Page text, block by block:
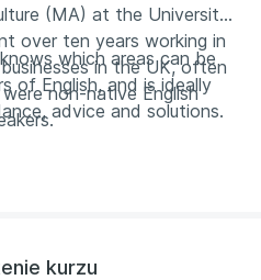
(MA) at the University
over ten years working in
in the UK, often
non-native English
which areas can be
of English, and is ideally
advice and solutions.
kurzu